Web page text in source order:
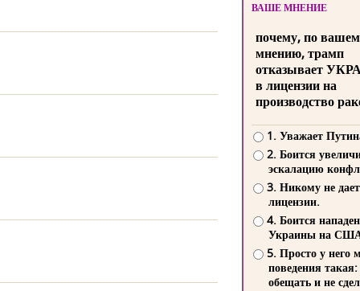
ВАШЕ МНЕНИЕ
почему, по
мнению, трамп
отказывает
в лицензии на
производство
1. Уважает
2. Боится
эскалацию
3. Никому не
лицензии.
4. Боится
Украины на
5. Просто у него
поведения такая:
обещать и не